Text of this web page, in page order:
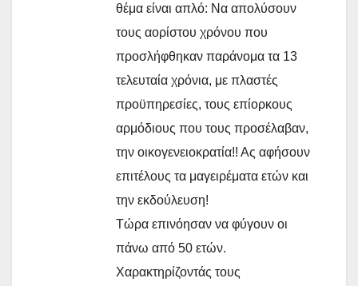
θέμα είναι απλό: Να απολύσουν
τους αορίστου χρόνου που
προσλήφθηκαν παράνομα τα 13
τελευταία χρόνια, με πλαστές
προϋπηρεσίες, τους επίορκους
αρμόδιους που τους προσέλαβαν,
την οικογενειοκρατία!! Ας αφήσουν
επιτέλους τα μαγειρέματα ετών και
την εκδούλευση!
Τώρα επινόησαν να φύγουν οι
πάνω από 50 ετών.
Χαρακτηρίζοντάς τους